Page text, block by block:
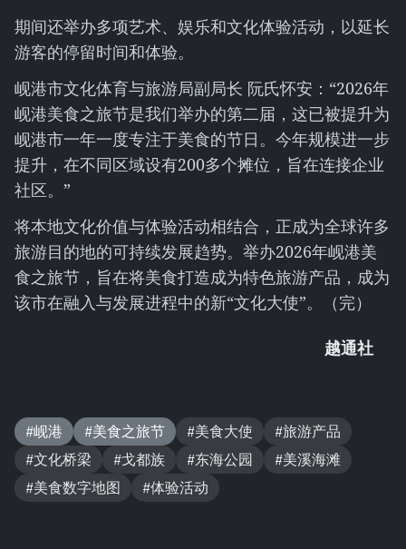
期间还举办多项艺术、娱乐和文化体验活动，以延长
游客的停留时间和体验。
岘港市文化体育与旅游局副局长 阮氏怀安：“2026年
岘港美食之旅节是我们举办的第二届，这已被提升为
岘港市一年一度专注于美食的节日。今年规模进一步
提升，在不同区域设有200多个摊位，旨在连接企业
社区。”
将本地文化价值与体验活动相结合，正成为全球许多
旅游目的地的可持续发展趋势。举办2026年岘港美
食之旅节，旨在将美食打造成为特色旅游产品，成为
该市在融入与发展进程中的新“文化大使”。（完）
越通社
#岘港 #美食之旅节 #美食大使
#旅游产品
#文化桥梁
#戈都族 #东海公园
#美溪海滩
#美食数字地图
#体验活动